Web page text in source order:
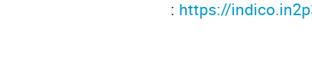
: https://